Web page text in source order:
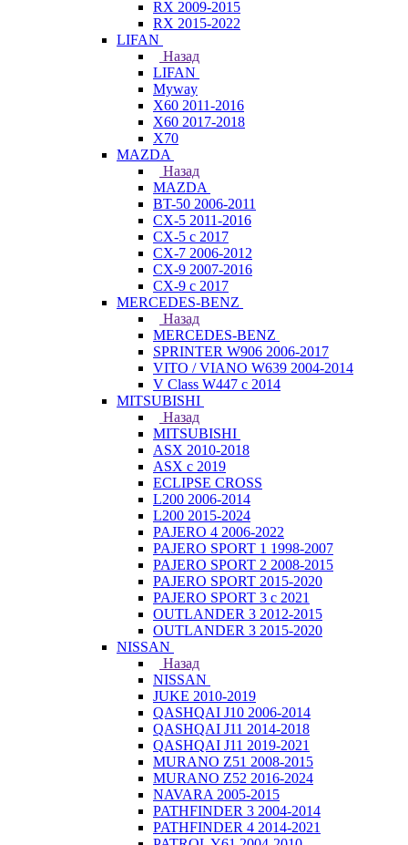
RX 2009-2015
RX 2015-2022
LIFAN
Назад
LIFAN
Myway
X60 2011-2016
X60 2017-2018
X70
MAZDA
Назад
MAZDA
BT-50 2006-2011
CX-5 2011-2016
CX-5 с 2017
CX-7 2006-2012
CX-9 2007-2016
CX-9 с 2017
MERCEDES-BENZ
Назад
MERCEDES-BENZ
SPRINTER W906 2006-2017
VITO / VIANO W639 2004-2014
V Class W447 с 2014
MITSUBISHI
Назад
MITSUBISHI
ASX 2010-2018
ASX с 2019
ECLIPSE CROSS
L200 2006-2014
L200 2015-2024
PAJERO 4 2006-2022
PAJERO SPORT 1 1998-2007
PAJERO SPORT 2 2008-2015
PAJERO SPORT 2015-2020
PAJERO SPORT 3 с 2021
OUTLANDER 3 2012-2015
OUTLANDER 3 2015-2020
NISSAN
Назад
NISSAN
JUKE 2010-2019
QASHQAI J10 2006-2014
QASHQAI J11 2014-2018
QASHQAI J11 2019-2021
MURANO Z51 2008-2015
MURANO Z52 2016-2024
NAVARA 2005-2015
PATHFINDER 3 2004-2014
PATHFINDER 4 2014-2021